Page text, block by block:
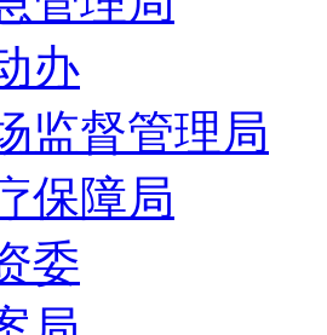
办
监督管理局
保障局
委